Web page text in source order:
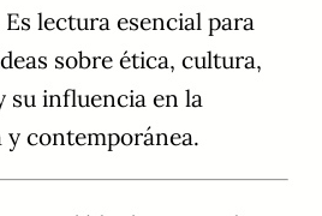
lectura esencial para
sobre ética, cultura,
su influencia en la
contemporánea.